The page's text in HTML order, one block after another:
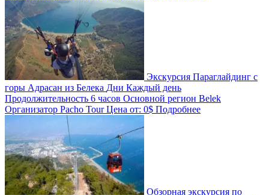
Экскурсия Параглайдинг с
горы Адрасан из Белека Дни Каждый день
Продолжительность 6 часов Основной регион Belek
Организатор Pacho TourЦена от: 0$ Подробнее
Обзорная экскурсия по